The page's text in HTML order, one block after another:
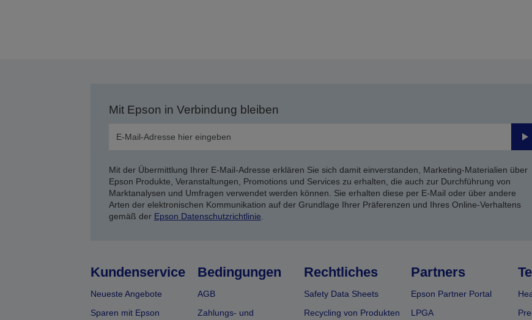
Mit Epson in Verbindung bleiben
Mit der Übermittlung Ihrer E-Mail-Adresse erklären Sie sich damit einverstanden, Marketing-Materialien über
Epson Produkte, Veranstaltungen, Promotions und Services zu erhalten, die auch zur Durchführung von
Marktanalysen und Umfragen verwendet werden können. Sie erhalten diese per E-Mail oder über andere
Arten der elektronischen Kommunikation auf der Grundlage Ihrer Präferenzen und Ihres Online-Verhaltens
gemäß der Epson Datenschutzrichtlinie
Kundenservice
Neueste Angebote
Sparen mit Epson
Bedingungen
AGB
Zahlungs- und
Rechtliches
Safety Data Sheets
Recycling von Produkten
Partners
Epson Partner Portal
LPGA